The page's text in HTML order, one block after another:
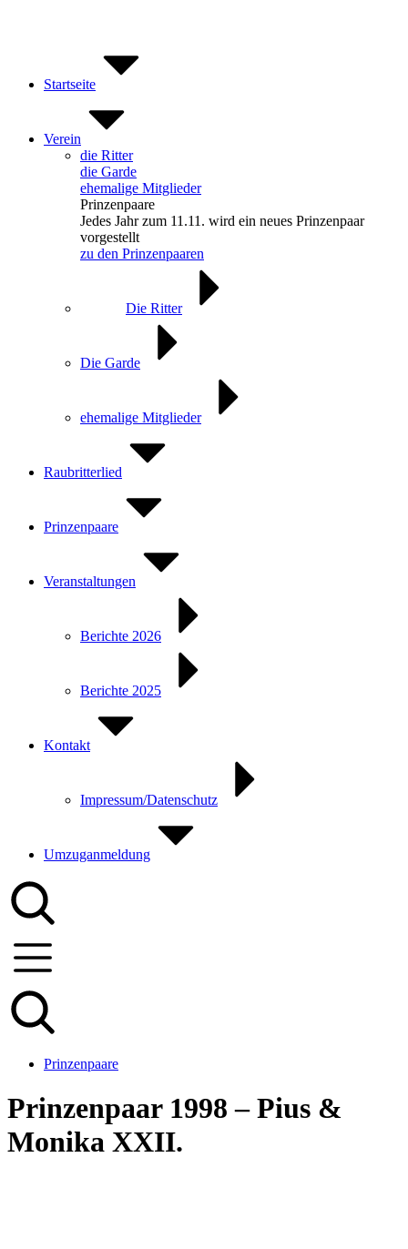
Startseite
Verein
die Ritter
die Garde
ehemalige Mitglieder
Prinzenpaare
Jedes Jahr zum 11.11. wird ein neues Prinzenpaar
vorgestellt
zu den Prinzenpaaren
Die Ritter
Die Garde
ehemalige Mitglieder
Raubritterlied
Prinzenpaare
Veranstaltungen
Berichte 2026
Berichte 2025
Kontakt
Impressum/Datenschutz
Umzuganmeldung
Prinzenpaare
Prinzenpaar 1998 – Pius &
Monika XXII.